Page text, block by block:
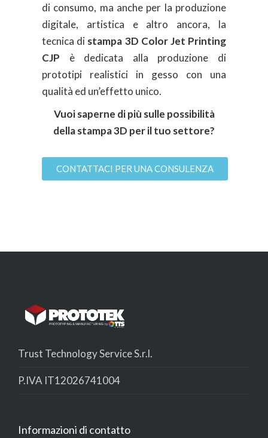
di consumo, ma anche per la produzione
digitale, artistica e altro ancora, la
tecnica di stampa 3D Color Jet Printing
CJP è dedicata alla produzione di
prototipi realistici in gesso con una
qualità ed un’effetto unico.
Vuoi saperne di più sulle possibilità
della stampa 3D per il tuo settore?
CONTATTACI PER UNA CONSULENZA
Trust Technology Service S.r.l.
P.IVA IT12026741004
Informazioni di contatto